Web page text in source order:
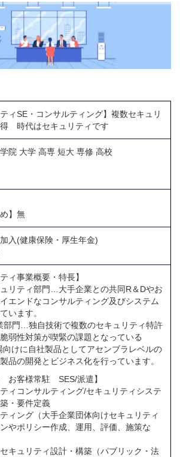
ティSE・コンサルティング】複数セキュリ
時代はセキュリティです
学院 大学 高専 短大 専修 高校
】無
加入(健康保険・厚生年金)
ィ事業概要・特長】
ュリティ部門…大手企業との共同R＆Dやお
エンドなコンサルティング及びシステム
います。
部門…独自技術で複数のセキュリティ特許
弱性対策が喫緊の課題となっている
向けに自社製品としてアセンブラレベルの
品の開発とビジネス化を行っています。
お客様常駐 SES/派遣】
ティコンサルティング/セキュリティシステ
・要件定義
ティング（大手企業団体向けセキュリティ
やポリシー作成、運用、評価、施策な
セキュリティ設計・構築（パブリック・法